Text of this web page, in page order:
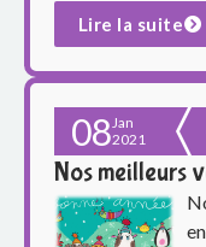
Lire la suite
08Jan
2021
Nos meilleurs